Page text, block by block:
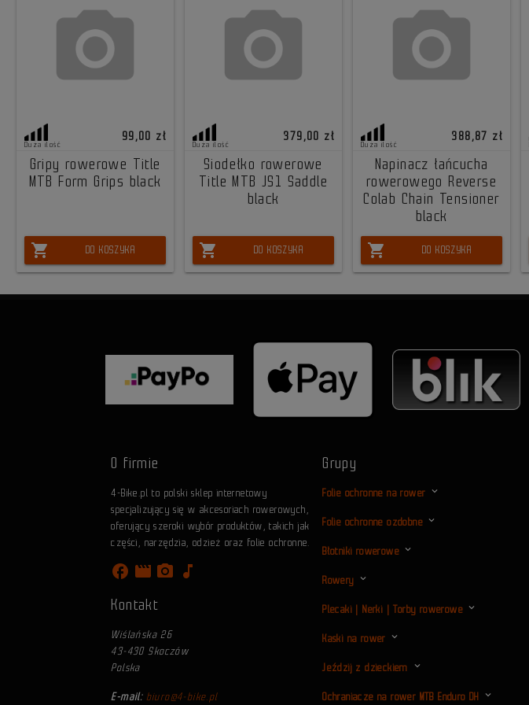
Duża ilość
99,00 zł
Gripy rowerowe Title
MTB Form Grips black
shopping_cart DO KOSZYKA
Duża ilość
379,00 zł
Siodełko rowerowe
Title MTB JS1 Saddle
black
shopping_cart DO KOSZYKA
Duża ilość
388,87 zł
Napinacz łańcucha
rowerowego Reverse
Colab Chain Tensioner
black
shopping_cart DO KOSZYKA
O firmie
4-Bike.pl to polski sklep internetowy
specjalizujący się w akcesoriach rowerowych,
oferujący szeroki wybór produktów, takich jak
części, narzędzia, odzież oraz folie ochronne.
facebook movie photo_camera music_note
Kontakt
Wiślańska 26
43-430 Skoczów
Polska
E-mail: biuro@4-bike.pl
Grupy
Folie ochronne na rower
Folie ochronne ozdobne
Błotniki rowerowe
Rowery
Plecaki | Nerki | Torby rowerowe
Kaski na rower
Jeździj z dzieckiem
Ochraniacze na rower MTB Enduro DH